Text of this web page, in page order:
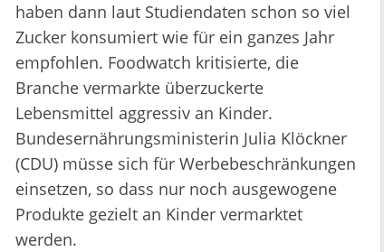
haben dann laut Studiendaten schon so viel
Zucker konsumiert wie für ein ganzes Jahr
empfohlen. Foodwatch kritisierte, die
Branche vermarkte überzuckerte
Lebensmittel aggressiv an Kinder.
Bundesernährungsministerin Julia Klöckner
(CDU) müsse sich für Werbebeschränkungen
einsetzen, so dass nur noch ausgewogene
Produkte gezielt an Kinder vermarktet
werden.